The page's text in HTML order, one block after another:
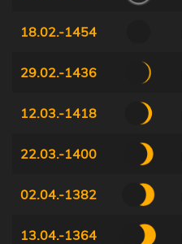
18.02.-1454
29.02.-1436
12.03.-1418
22.03.-1400
02.04.-1382
13.04.-1364